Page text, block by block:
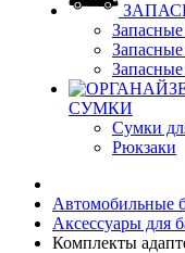
СУМКИ
Сумки
Рюкзаки
Автомобильные
Аксессуары для
Комплекты